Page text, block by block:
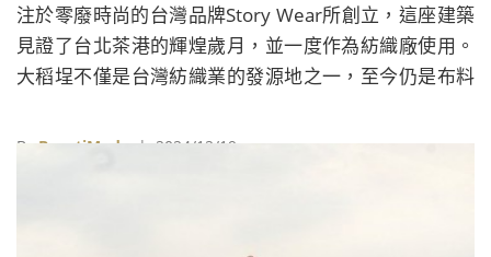
注於零廢時尚的台灣品牌Story Wear所創立，這座建築
見證了台北茶港的輝煌歲月，並一度作為紡織廠使用。
大稻埕不僅是台灣紡織業的發源地之一，至今仍是布料
統文化，讓永續理念在歷史的脈絡中持續發揚。
ByBeautiMode| 2024/12/19